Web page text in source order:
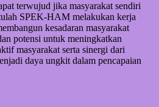
terwujud jika masyarakat sendiri
SPEK-HAM melakukan kerja
kesadaran masyarakat
potensi untuk meningkatkan
masyarakat serta sinergi dari
daya ungkit dalam pencapaian